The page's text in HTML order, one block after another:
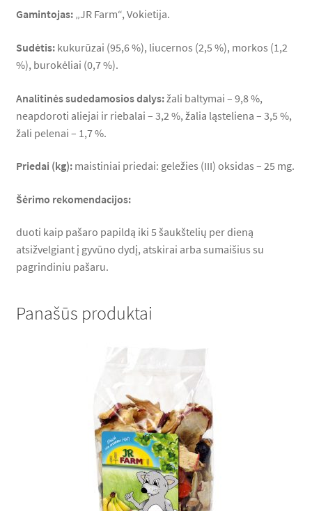
Gamintojas:„JR Farm“, Vokietija.
Sudėtis:kukurūzai (95,6 %), liucernos (2,5 %), morkos (1,2
%), burokėliai (0,7 %).
Analitinės sudedamosios dalys:žali baltymai – 9,8 %,
neapdoroti aliejai ir riebalai – 3,2 %, žalia ląsteliena – 3,5 %,
žali pelenai – 1,7 %.
Priedai (kg): maistiniai priedai: geležies (III) oksidas – 25 mg.
Šėrimo rekomendacijos:
duoti kaip pašaro papildą iki 5 šaukštelių per dieną
atsižvelgiant į gyvūno dydį, atskirai arba sumaišius su
pagrindiniu pašaru.
Panašūs produktai